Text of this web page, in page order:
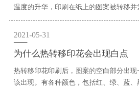
温度的升华，印刷在纸上的图案被转移并
2021-05-31
为什么热转移印花会出现白点
热转移印花印刷后，图案的空白部分出
该出现。有各种颜色，包括红、绿、蓝